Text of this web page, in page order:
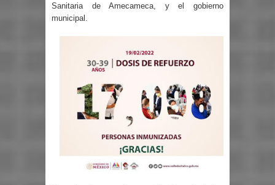
Sanitaria de Amecameca, y el gobierno
municipal.